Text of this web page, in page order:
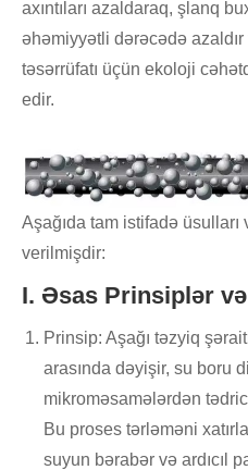
axıntıları azaldaraq, şlanq
əhəmiyyətli dərəcədə
təsərrüfatı üçün ekoloji
edir.
Aşağıda tam istifadə
verilmişdir:
I. Əsas Prinsiplər
Prinsip: Aşağı təzyiq
arasında dəyişir, su boru
mikroməsamələrdən
Bu proses tərləməni
suyun bərabər və ardıcıl